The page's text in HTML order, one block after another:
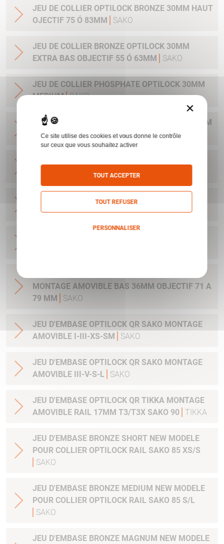
JEU DE COLLIER OPTILOCK BRONZE 30MM HAUT
OJECTIF 75 Ó 83MM
SAKO
JEU DE COLLIER BRONZE OPTILOCK 30MM
EXTRA BAS OBJECTIF 55 Ó 63MM
SAKO
JEU DE COLLIER PHOSPHATE OPTILOCK 30MM
MEDIUM SAKO
JEU DE COLLIER PHOSPHATE OPTILOCK 25.4MM
MEDIUM SAKO
MONTAGE AMOVIBLE BAS 25.4MM
JEU DE COLLIER BRONZE OPTILOCK QR
MONTAGE AMOVIBLE HAUT 25.4MM SAKO
MONTAGE AMOVIBLE BAS 36MM OBJECTIF 71 A
79 MM
SAKO
JEU D'EMBASE OPTILOCK QR SAKO MONTAGE
AMOVIBLE I-III-XS-SM
SAKO
JEU D'EMBASE OPTILOCK QR SAKO MONTAGE
AMOVIBLE III-V-S-L
SAKO
JEU D'EMBASE OPTILOCK QR TIKKA MONTAGE
AMOVIBLE RAIL 17MM T3/T3X SAKO 90 TIKKA
JEU D'EMBASE BRONZE SHORT NEW MODELE
POUR COLLIER OPTILOCK RAIL SAKO 85 XS/S
SAKO
JEU D'EMBASE BRONZE MEDIUM NEW MODELE
POUR COLLIER OPTILOCK RAIL SAKO 85 S/L
SAKO
JEU D'EMBASE BRONZE MAGNUM NEW MODELE
×
Ce site utilise des cookies et vous donne le contrôle
sur ceux que vous souhaitez activer
TOUT ACCEPTER
TOUT REFUSER
PERSONNALISER